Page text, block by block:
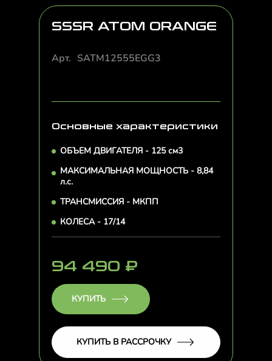
SSSR ATOM ORANGE
Арт. SATM12555EGG3
Основные характеристики
ОБЪЕМ ДВИГАТЕЛЯ - 125 см3
МАКСИМАЛЬНАЯ МОЩНОСТЬ - 8,84
л.с.
ТРАНСМИССИЯ - МКПП
КОЛЕСА - 17/14
94 490 ₽
КУПИТЬ
КУПИТЬ В РАССРОЧКУ